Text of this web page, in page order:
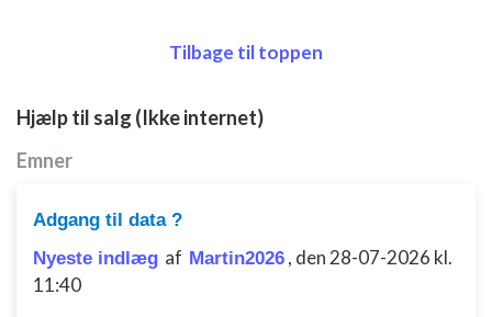
Tilbage til toppen
Hjælp til salg (Ikke internet)
Emner
Adgang til data ?
Nyeste indlæg af Martin2026 , den 28-07-2026 kl.
11:40